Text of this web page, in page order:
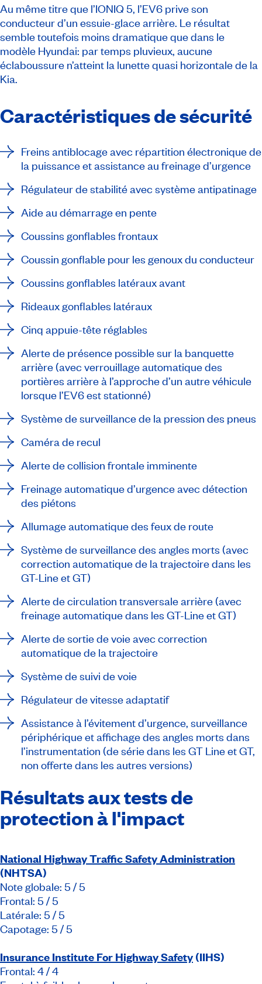
Au même titre que l’IONIQ 5, l’EV6 prive son
conducteur d’un essuie-glace arrière. Le résultat
semble toutefois moins dramatique que dans le
modèle Hyundai: par temps pluvieux, aucune
éclaboussure n’atteint la lunette quasi horizontale de la
Kia.
Caractéristiques de sécurité
Freins antiblocage avec répartition électronique de
la puissance et assistance au freinage d’urgence
Régulateur de stabilité avec système antipatinage
Aide au démarrage en pente
Coussins gonflables frontaux
Coussin gonflable pour les genoux du conducteur
Coussins gonflables latéraux avant
Rideaux gonflables latéraux
Cinq appuie-tête réglables
Alerte de présence possible sur la banquette
arrière (avec verrouillage automatique des
portières arrière à l’approche d’un autre véhicule
lorsque l’EV6 est stationné)
Système de surveillance de la pression des pneus
Caméra de recul
Alerte de collision frontale imminente
Freinage automatique d’urgence avec détection
des piétons
Allumage automatique des feux de route
Système de surveillance des angles morts (avec
correction automatique de la trajectoire dans les
GT-Line et GT)
Alerte de circulation transversale arrière (avec
freinage automatique dans les GT-Line et GT)
Alerte de sortie de voie avec correction
automatique de la trajectoire
Système de suivi de voie
Régulateur de vitesse adaptatif
Assistance à l’évitement d’urgence, surveillance
périphérique et affichage des angles morts dans
l’instrumentation (de série dans les GT Line et GT,
non offerte dans les autres versions)
Résultats aux tests de
protection à l'impact
National Highway Traffic Safety Administration
(NHTSA)
Note globale: 5 / 5
Frontal: 5 / 5
Latérale: 5 / 5
Capotage: 5 / 5
Insurance Institute For Highway Safety(IIHS)
Frontal: 4 / 4